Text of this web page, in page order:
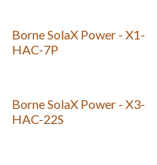
Borne SolaX Power - X1-
HAC-7P
Borne SolaX Power - X3-
HAC-22S